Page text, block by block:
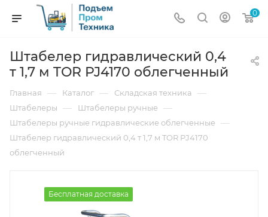
0
Штабелер гидравлический 0,4
т 1,7 м TOR PJ4170 облегченный
Главная — Каталог — Складская техника —
Штабелеры — Штабелеры ручные —
Штабелеры ручные гидравлические облегченные —
Штабелер гидравлический 0,4 т 1,7 м TOR PJ4170
облегченный
Бесплатная доставка